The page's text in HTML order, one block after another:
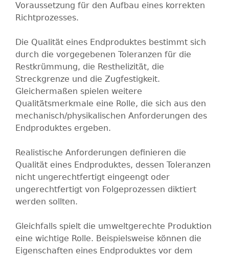
Voraussetzung für den Aufbau eines korrekten
Richtprozesses.
Die Qualität eines Endproduktes bestimmt sich
durch die vorgegebenen Toleranzen für die
Restkrümmung, die Resthelizität, die
Streckgrenze und die Zugfestigkeit.
Gleichermaßen spielen weitere
Qualitätsmerkmale eine Rolle, die sich aus den
mechanisch/physikalischen Anforderungen des
Endproduktes ergeben.
Realistische Anforderungen definieren die
Qualität eines Endproduktes, dessen Toleranzen
nicht ungerechtfertigt eingeengt oder
ungerechtfertigt von Folgeprozessen diktiert
werden sollten.
Gleichfalls spielt die umweltgerechte Produktion
eine wichtige Rolle. Beispielsweise können die
Eigenschaften eines Endproduktes vor dem